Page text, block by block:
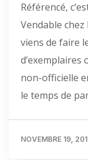
Référencé,
Vendable chez
viens de faire
d’exemplaires
non-officielle
le temps de
NOVEMBRE 19,